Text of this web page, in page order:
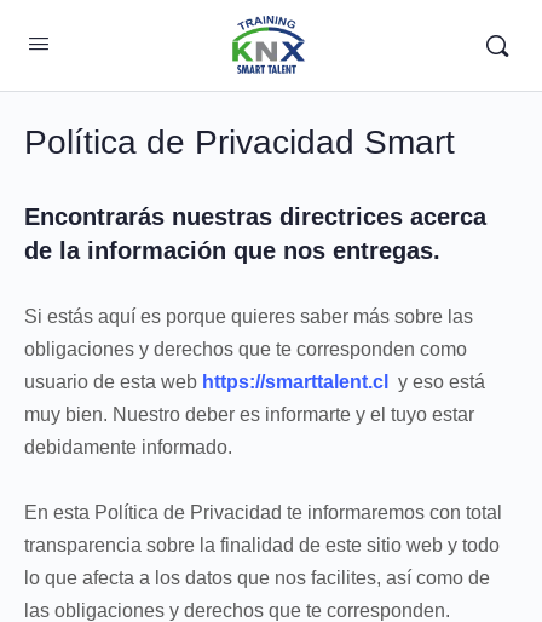
Política de Privacidad Smart
Encontrarás nuestras directrices acerca
de la información que nos entregas.
Si estás aquí es porque quieres saber más sobre las
obligaciones y derechos que te corresponden como
usuario de esta web https://smarttalent.cl
y eso está
muy bien. Nuestro deber es informarte y el tuyo estar
debidamente informado.
En esta Política de Privacidad te informaremos con total
transparencia sobre la finalidad de este sitio web y todo
lo que afecta a los datos que nos facilites, así como de
las obligaciones y derechos que te corresponden.